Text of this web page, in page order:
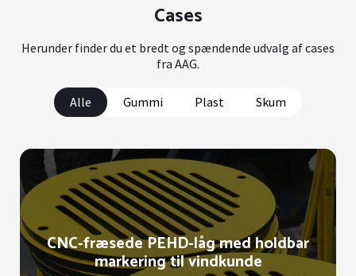
Cases
Herunder finder du et bredt og spændende udvalg af cases
fra AAG.
Alle Gummi Plast Skum
CNC-fræsede PEHD-låg med holdbar
markering til vindkunde